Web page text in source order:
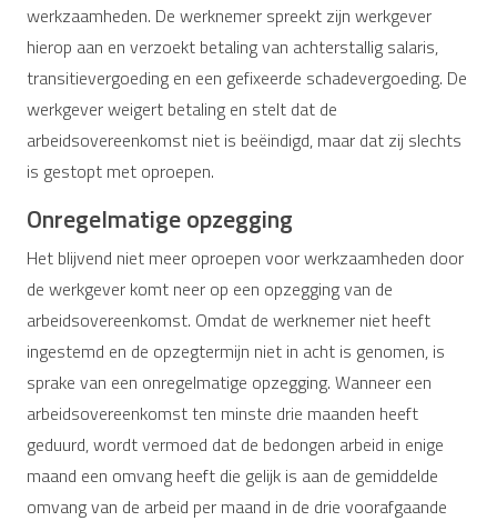
werkzaamheden. De werknemer spreekt zijn werkgever
hierop aan en verzoekt betaling van achterstallig salaris,
transitievergoeding en een gefixeerde schadevergoeding. De
werkgever weigert betaling en stelt dat de
arbeidsovereenkomst niet is beëindigd, maar dat zij slechts
is gestopt met oproepen.
Onregelmatige opzegging
Het blijvend niet meer oproepen voor werkzaamheden door
de werkgever komt neer op een opzegging van de
arbeidsovereenkomst. Omdat de werknemer niet heeft
ingestemd en de opzegtermijn niet in acht is genomen, is
sprake van een onregelmatige opzegging. Wanneer een
arbeidsovereenkomst ten minste drie maanden heeft
geduurd, wordt vermoed dat de bedongen arbeid in enige
maand een omvang heeft die gelijk is aan de gemiddelde
omvang van de arbeid per maand in de drie voorafgaande